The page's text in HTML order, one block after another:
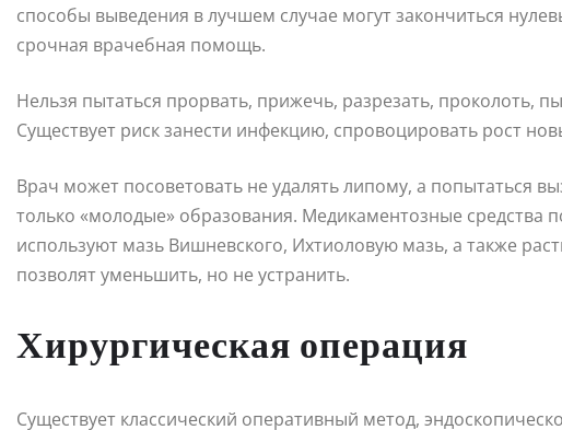
способы выведения в лучшем случае могут закончиться
срочная врачебная помощь.
Нельзя пытаться прорвать, прижечь, разрезать, проколоть,
Существует риск занести инфекцию, спровоцировать рост
Врач может посоветовать не удалять липому, а попытаться
только «молодые» образования. Медикаментозные средства
используют мазь Вишневского, Ихтиоловую мазь, а также
позволят уменьшить, но не устранить.
Хирургическая операция
Существует классический оперативный метод,